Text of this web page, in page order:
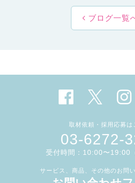
ブログ一覧
取材依頼・採用応募は
03-6272-
受付時間：10:00〜19:00
サービス、商品、その他のお問